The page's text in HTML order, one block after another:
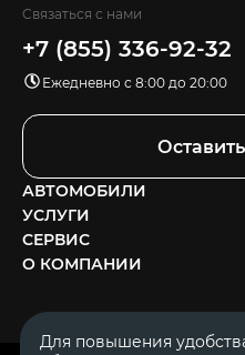
Связаться с нами
+7 (855) 336-92-32
Ежедневно с 8:00 до 20:00
АВТОМОБИЛИ
УСЛУГИ
СЕРВИС
О КОМПАНИИ
Для повышения